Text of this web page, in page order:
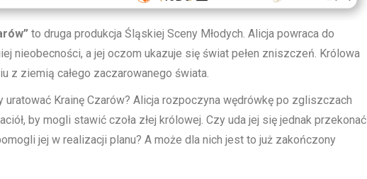
to druga produkcja Śląskiej Sceny Młodych. Alicja powraca do
nieobecności, a jej oczom ukazuje się świat pełen zniszczeń. Królowa
z ziemią całego zaczarowanego świata.
uratować Krainę Czarów? Alicja rozpoczyna wędrówkę po zgliszczach
by mogli stawić czoła złej królowej. Czy uda jej się jednak przekonać
jej w realizacji planu? A może dla nich jest to już zakończony